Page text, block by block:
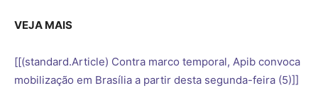
VEJA MAIS
[[(standard.Article) Contra marco temporal, Apib convoca
mobilização em Brasília a partir desta segunda-feira (5)]]